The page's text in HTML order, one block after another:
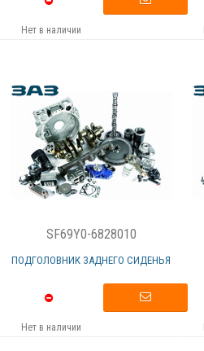
Нет в наличии
SF69Y0-6828010
ПОДГОЛОВНИК ЗАДНЕГО СИДЕНЬЯ
Нет в наличии